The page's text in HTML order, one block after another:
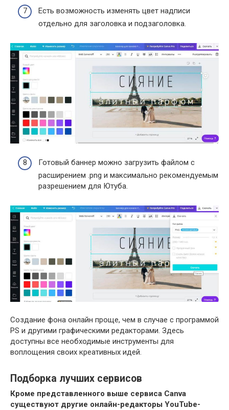
Есть возможность изменять цвет надписи
отдельно для заголовка и подзаголовка.
Готовый баннер можно загрузить файлом с
расширением .png и максимально рекомендуемым
разрешением для Ютуба.
Создание фона онлайн проще, чем в случае с программой
PS и другими графическими редакторами. Здесь
доступны все необходимые инструменты для
воплощения своих креативных идей.
Подборка лучших сервисов
Кроме представленного выше сервиса Canva
существуют другие онлайн-редакторы YouTube-